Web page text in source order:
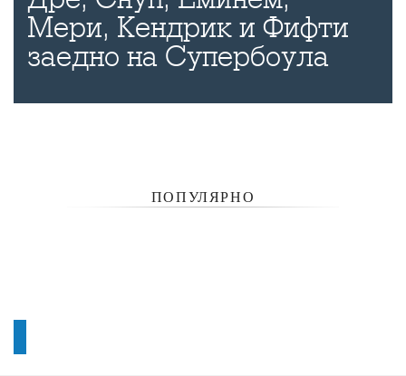
Мери, Кендрик и Фифти
заедно на Супербоула
ПОПУЛЯРНО